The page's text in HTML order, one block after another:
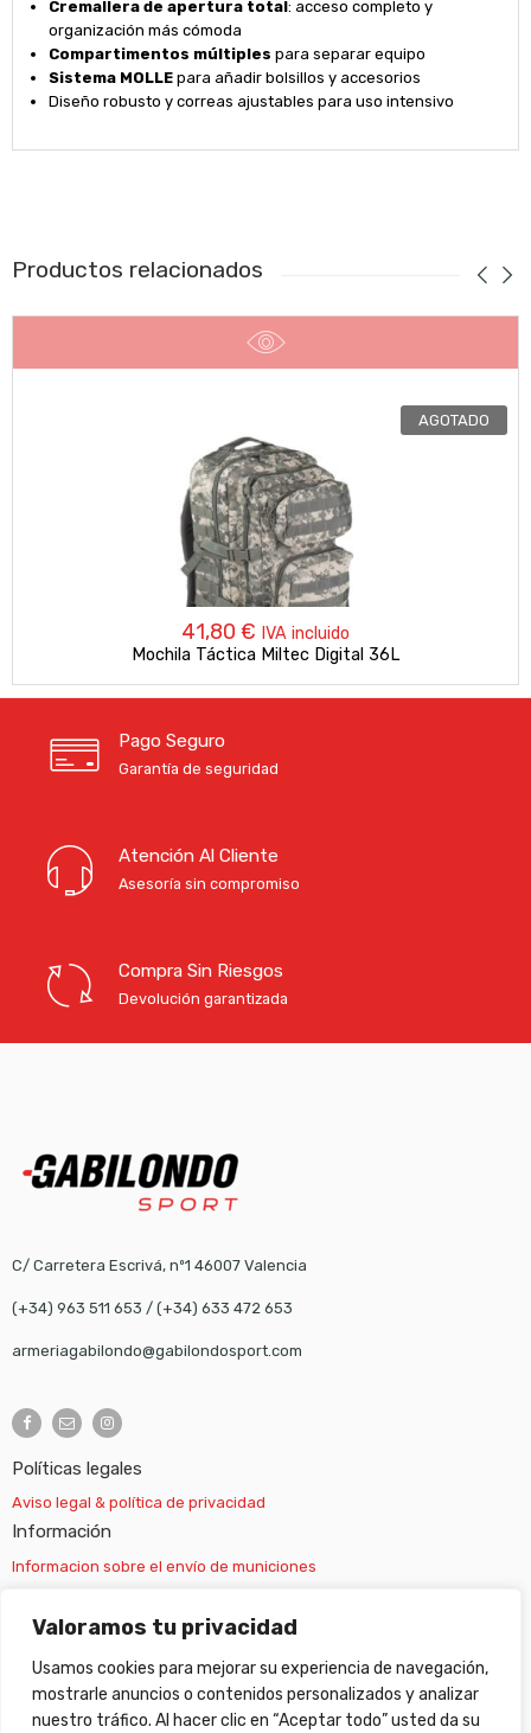
Valoramos tu privacidad
Usamos cookies para mejorar su experiencia de navegación,
mostrarle anuncios o contenidos personalizados y analizar
nuestro tráfico. Al hacer clic en “Aceptar todo” usted da su
Cremallera de apertura total: acceso completo y
organización más cómoda
Compartimentos múltiples para separar equipo
Sistema MOLLEpara añadir bolsillos y accesorios
Diseño robusto y correas ajustables para uso intensivo
Productos relacionados
AGOTADO
41,80 € IVA incluido
Mochila Táctica Miltec Digital 36L
Pago Seguro
Garantía de seguridad
Atención Al Cliente
Asesoría sin compromiso
Compra Sin Riesgos
Devolución garantizada
C/ Carretera Escrivá, nº1 46007 Valencia
(+34) 963 511 653 / (+34) 633 472 653
armeriagabilondo@gabilondosport.com
Políticas legales
Aviso legal & política de privacidad
Información
Informacion sobre el envío de municiones
Información sobre el envío de armas
Cambios y devoluciones